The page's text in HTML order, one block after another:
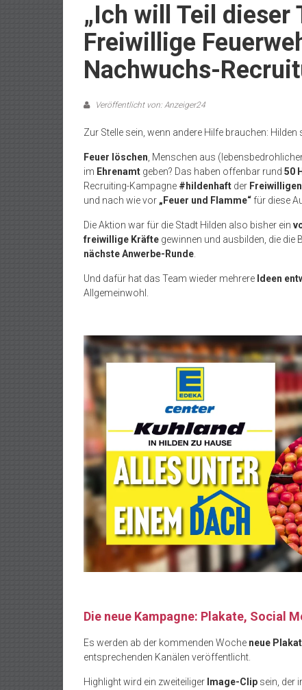
„Ich will Teil dieser
Freiwillige
Nachwuchs-
Veröffentlicht von: Anzeiger24
Zur Stelle sein, wenn andere Hilfe brauchen:
Feuer löschen , Menschen aus
im Ehrenamt geben? Das haben offenbar rund 50
Recruiting-Kampagne #hildenhaft der
und nach wie vor „Feuer und Flamme“ für diese
Die Aktion war für die Stadt Hilden also bisher ein
freiwillige Kräfte gewinnen und ausbilden, die die
nächste Anwerbe-Runde
Und dafür hat das Team wieder mehrere Ideen
Allgemeinwohl.
Die neue Kampagne: Plakate, Social
Es werden ab der kommenden Woche neue
entsprechenden Kanälen veröffentlicht.
Highlight wird ein zweiteiliger Image-Clip sein, der